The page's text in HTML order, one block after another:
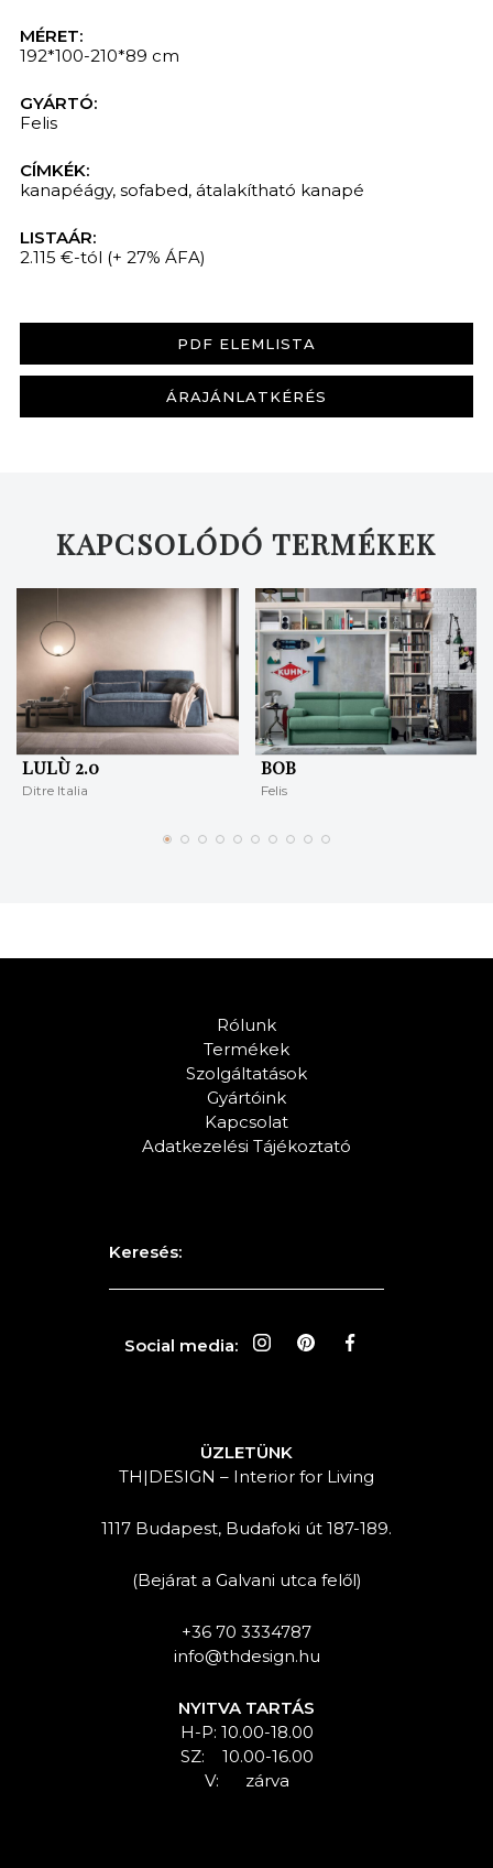
MÉRET:
192*100-210*89 cm
GYÁRTÓ:
Felis
CÍMKÉK:
kanapéágy, sofabed, átalakítható kanapé
LISTAÁR:
2.115 €-tól (+ 27% ÁFA)
PDF ELEMLISTA
ÁRAJÁNLATKÉRÉS
KAPCSOLÓDÓ TERMÉKEK
LULÙ 2.0
Ditre Italia
BOB
Felis
Rólunk
Termékek
Szolgáltatások
Gyártóink
Kapcsolat
Adatkezelési Tájékoztató
Keresés:
Social media:
ÜZLETÜNK
TH|DESIGN – Interior for Living
1117 Budapest, Budafoki út 187-189.
(Bejárat a Galvani utca felől)
+36 70 3334787
info@thdesign.hu
NYITVA TARTÁS
H-P: 10.00-18.00
SZ: 10.00-16.00
V: zárva